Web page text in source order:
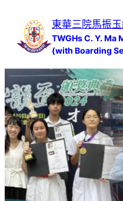
內
容
東華三院馬振
TWGHs C. Y. Ma
(with Boarding